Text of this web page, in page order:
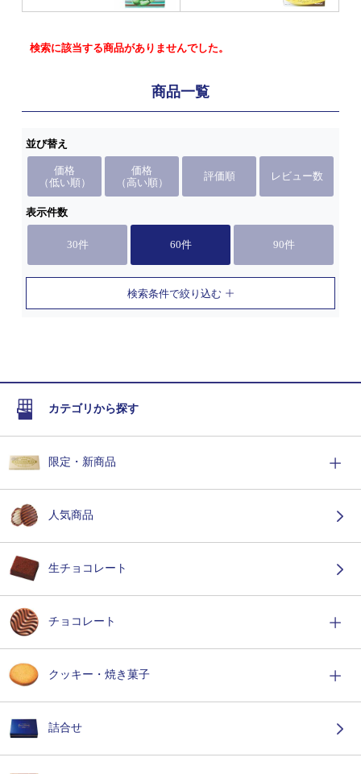
検索に該当する商品がありませんでした。
商品一覧
並び替え
価格
（低い順）
価格
（高い順）
評価順 レビュー数
表示件数
30件 60件 90件
検索条件で絞り込む
カテゴリから探す
限定・新商品
人気商品
生チョコレート
チョコレート
クッキー・焼き菓子
詰合せ